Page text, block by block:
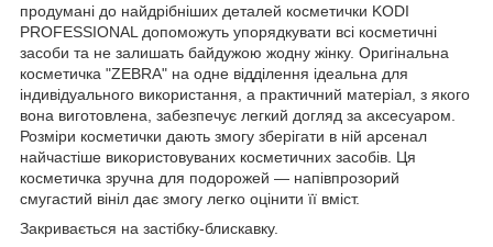
продумані до найдрібніших деталей косметички KODI
PROFESSIONAL допоможуть упорядкувати всі косметичні
засоби та не залишать байдужою жодну жінку. Оригінальна
косметичка "ZEBRA" на одне відділення ідеальна для
індивідуального використання, а практичний матеріал, з якого
вона виготовлена, забезпечує легкий догляд за аксесуаром.
Розміри косметички дають змогу зберігати в ній арсенал
найчастіше використовуваних косметичних засобів. Ця
косметичка зручна для подорожей — напівпрозорий
смугастий вініл дає змогу легко оцінити її вміст.
Закривається на застібку-блискавку.